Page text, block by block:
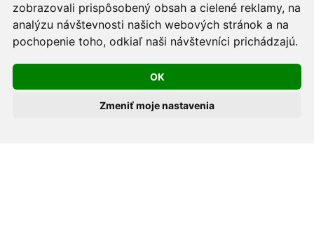
zobrazovali prispôsobený obsah a cielené reklamy, na
analýzu návštevnosti našich webových stránok a na
pochopenie toho, odkiaľ naši návštevníci prichádzajú.
OK
Zmeniť moje nastavenia
Skopírovaním textu alebo časti textu z akejkoľvek
stránky tohto webu a jeho umiestnením na iný web
porušíte práva MUDr. Romana Sokola, PhD., MPH, ako
aj práva ďalších osôb zúčastnených na tvorbe obsahu
pre tento web.